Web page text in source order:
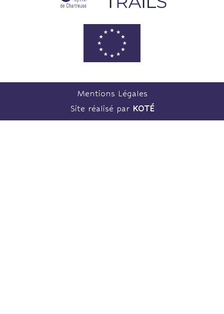
Mentions Légales
Site réalisé par KOTÉ